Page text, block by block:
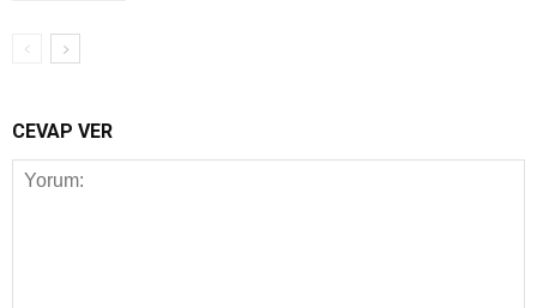
CEVAP VER